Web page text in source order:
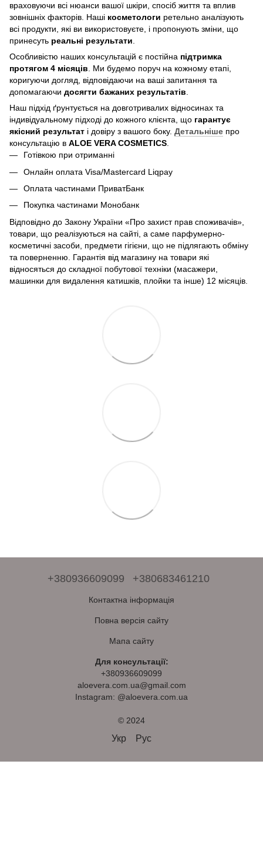
враховуючи всі нюанси вашої шкіри, спосіб життя та вплив
зовнішніх факторів. Наші косметологи ретельно аналізують
всі продукти, які ви використовуєте, і пропонують зміни, що
принесуть реальні результати
Особливістю наших консультацій є постійна підтримка
протягом 4 місяців . Ми будемо поруч на кожному етапі,
коригуючи догляд, відповідаючи на ваші запитання та
допомагаючи досягти бажаних результатів
Наш підхід ґрунтується на довготривалих відносинах та
індивідуальному підході до кожного клієнта, що гарантує
якісний результат і довіру з вашого боку. Детальніше про
консультацію в ALOE VERA COSMETICS
Готівкою при отриманні
Онлайн оплата Visa/Mastercard Liqpay
Оплата частинами ПриватБанк
Покупка частинами Монобанк
Відповідно до Закону України «Про захист прав споживачів»,
товари, що реалізуються на сайті, а саме парфумерно-
косметичні засоби, предмети гігієни, що не підлягають обміну
та поверненню. Гарантія від магазину на товари які
відносяться до складної побутової техніки (масажери,
машинки для видалення катишків, плойки та інше) 12 місяців.
+380936609099 +380683461210
Контактна інформація
Повна версія сайту
Мапа сайту
Для консультації:
+380936609099
aloevera.com.ua@gmail.com
Instagram: @aloevera.com.ua
© 2024
Укр Рус